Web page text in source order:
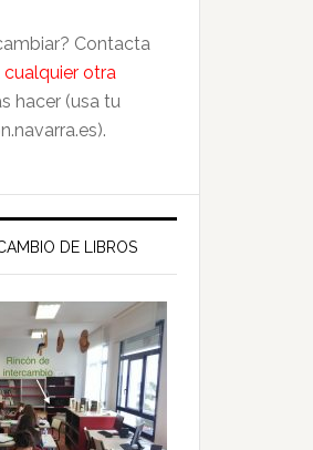
Contacta
otra
hacer (usa tu
DE LIBROS